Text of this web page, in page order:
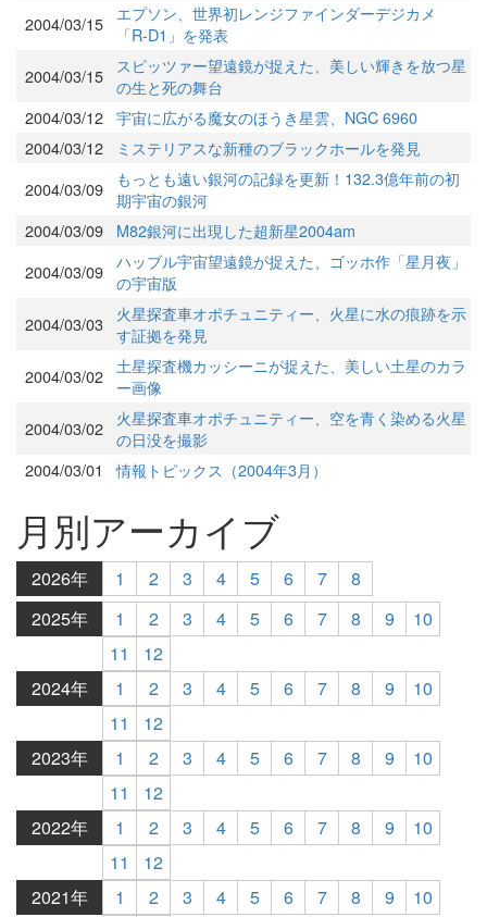
2004/03/15
エプソン、世界初レンジファインダーデジカメ
「R-D1」を発表
2004/03/15
スピッツァー望遠鏡が捉えた、美しい輝きを放つ星
の生と死の舞台
2004/03/12 宇宙に広がる魔女のほうき星雲、NGC 6960
2004/03/12
ミステリアスな新種のブラックホールを発見
2004/03/09
もっとも遠い銀河の記録を更新！132.3億年前の初
期宇宙の銀河
2004/03/09
M82銀河に出現した超新星2004am
2004/03/09 ハッブル宇宙望遠鏡が捉えた、ゴッホ作「星月夜」
の宇宙版
2004/03/03
火星探査車オポチュニティー、火星に水の痕跡を示
す証拠を発見
2004/03/02 土星探査機カッシーニが捉えた、美しい土星のカラ
ー画像
2004/03/02
火星探査車オポチュニティー、空を青く染める火星
の日没を撮影
2004/03/01
情報トピックス（2004年3月）
月別アーカイブ
2026年 1 2 3 4 5 6 7
8
2025年
1 2 3 4 5 6 7 8 9
10
11
12
2024年
1 2 3 4 5 6 7 8 9
10
11
12
2023年
1 2 3 4 5 6 7 8 9
10
11
12
2022年
1 2 3 4 5 6 7 8 9
10
11
12
2021年
1 2 3 4 5 6 7 8 9
10